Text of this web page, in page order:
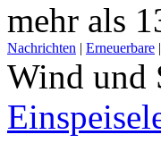
mehr als
Nachrichten | Erneuerbare |
Wind und